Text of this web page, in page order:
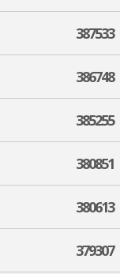
387533
386748
385255
380851
380613
379307